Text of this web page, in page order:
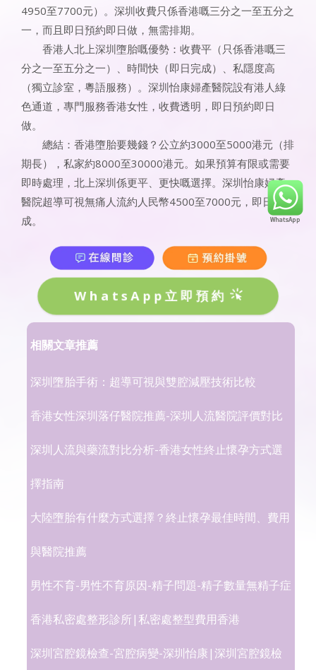
4950至7700元）。深圳收費只係香港嘅三分之一至五分之
一，而且即日預約即日做，無需排期。
香港人北上深圳墮胎嘅優勢：收費平（只係香港嘅三
分之一至五分之一）、時間快（即日完成）、私隱度高
（獨立診室，粵語服務）。深圳怡康婦產醫院設有港人綠
色通道，專門服務香港女性，收費透明，即日預約即日
做。
總結：香港墮胎要幾錢？公立約3000至5000港元（排
期長），私家約8000至30000港元。如果預算有限或需要
即時處理，北上深圳係更平、更快嘅選擇。深圳怡康婦產
醫院超導可視無痛人流約人民幣4500至7000元，即日完
成。
WhatsApp立即預約
相關文章推薦
深圳墮胎手術：超導可視與雙腔減壓技術比較
香港女性深圳落仔醫院推薦-深圳人流醫院評價對比
深圳人流與藥流對比分析-香港女性終止懷孕方式選
擇指南
大陸墮胎有什麼方式選擇？終止懷孕最佳時間、費用
與醫院推薦
男性不育-男性不育原因-精子問題-精子數量無精子症
香港私密處整形診所|私密處整型費用香港
深圳宮腔鏡檢查-宮腔病變-深圳怡康|深圳宮腔鏡檢